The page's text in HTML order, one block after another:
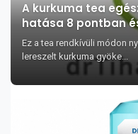
A kurkuma tea
hatása 8 pontban
Ez a tea rendkívüli módon
lereszelt kurkuma gyöke...